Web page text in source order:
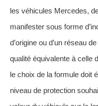
les véhicules Mercedes,
manifester sous forme
d’origine ou d’un réseau
qualité équivalente à celle
le choix de la formule doit
niveau de protection